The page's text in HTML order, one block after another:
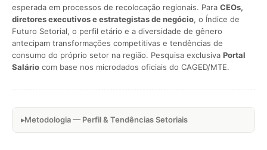
esperada em processos de recolocação regionais. Para CEOs,
diretores executivos e estrategistas de negócio, o Índice de
Futuro Setorial, o perfil etário e a diversidade de gênero
antecipam transformações competitivas e tendências de
consumo do próprio setor na região. Pesquisa exclusiva Portal
Salário com base nos microdados oficiais do CAGED/MTE.
Metodologia — Perfil & Tendências Setoriais